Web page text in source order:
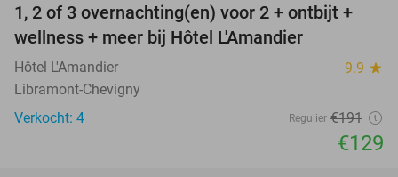
32%
TODAY
1, 2 of 3 overnachting(en) voor 2 + ontbijt +
wellness + meer bij Hôtel L'Amandier
Hôtel L'Amandier 9.9 star
Libramont-Chevigny
Verkocht: 4
Regulier €191
€129